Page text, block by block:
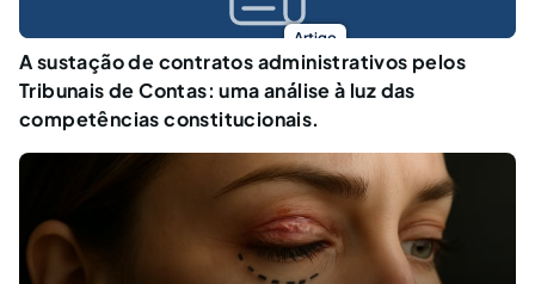
Artigo
A sustação de contratos administrativos pelos
Tribunais de Contas: uma análise à luz das
competências constitucionais.